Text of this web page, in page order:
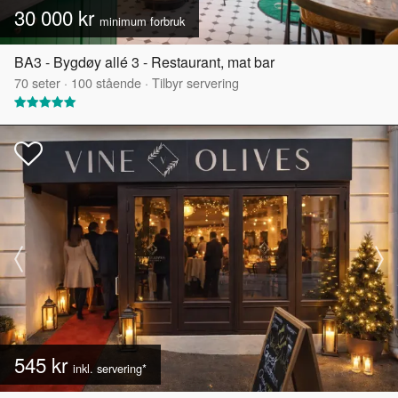
30 000 kr minimum forbruk
BA3 - Bygdøy allé 3 - Restaurant, mat bar
70seter · 100stående · Tilbyr servering
545 kr inkl. servering*